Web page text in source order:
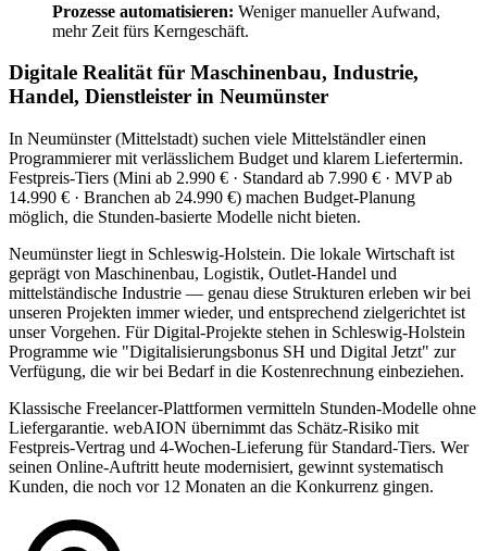
Prozesse automatisieren: Weniger manueller Aufwand,
mehr Zeit fürs Kerngeschäft.
Digitale Realität für Maschinenbau, Industrie,
Handel, Dienstleister in Neumünster
In Neumünster (Mittelstadt) suchen viele Mittelständler einen
Programmierer mit verlässlichem Budget und klarem Liefertermin.
Festpreis-Tiers (Mini ab 2.990 € · Standard ab 7.990 € · MVP ab
14.990 € · Branchen ab 24.990 €) machen Budget-Planung
möglich, die Stunden-basierte Modelle nicht bieten.
Neumünster liegt in Schleswig-Holstein. Die lokale Wirtschaft ist
geprägt von Maschinenbau, Logistik, Outlet-Handel und
mittelständische Industrie — genau diese Strukturen erleben wir bei
unseren Projekten immer wieder, und entsprechend zielgerichtet ist
unser Vorgehen. Für Digital-Projekte stehen in Schleswig-Holstein
Programme wie "Digitalisierungsbonus SH und Digital Jetzt" zur
Verfügung, die wir bei Bedarf in die Kostenrechnung einbeziehen.
Klassische Freelancer-Plattformen vermitteln Stunden-Modelle ohne
Liefergarantie. webAION übernimmt das Schätz-Risiko mit
Festpreis-Vertrag und 4-Wochen-Lieferung für Standard-Tiers. Wer
seinen Online-Auftritt heute modernisiert, gewinnt systematisch
Kunden, die noch vor 12 Monaten an die Konkurrenz gingen.